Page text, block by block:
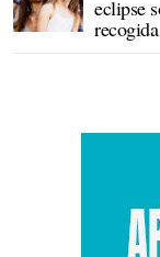
eclipse
recogida